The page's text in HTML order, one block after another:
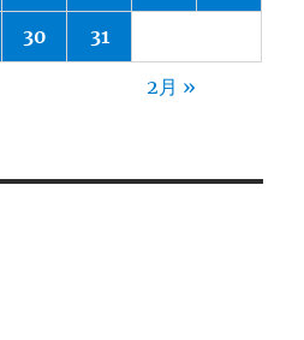
30 31
2月 »